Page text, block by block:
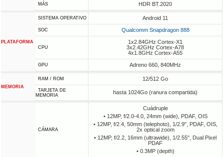
MÁS HDR BT.2020
PLATAFORMA
SISTEMA OPERATIVO Android 11
SOC Qualcomm Snapdragon 888
CPU
1x2.84GHz Cortex-X1
3x2.42GHz Cortex-A78
4x1.8GHz Cortex-A55
GPU Adreno 660, 840MHz
MEMORIA
RAM / ROM 12/512 Go
TARJETA DE
MEMORIA
hasta 1024Go (ranura compartida)
CÁMARA
Cuádruple
• 12MP, f/2.0-4.0, 24mm (wide), PDAF, OIS
• 12MP, f/2.4, 50mm (telephoto), 1/2.9", PDAF, OIS,
2x optical zoom
• 12MP, f/2.2, 16mm (ultrawide), 1/2.55", Dual Pixel
PDAF
• 0.3MP (depth)